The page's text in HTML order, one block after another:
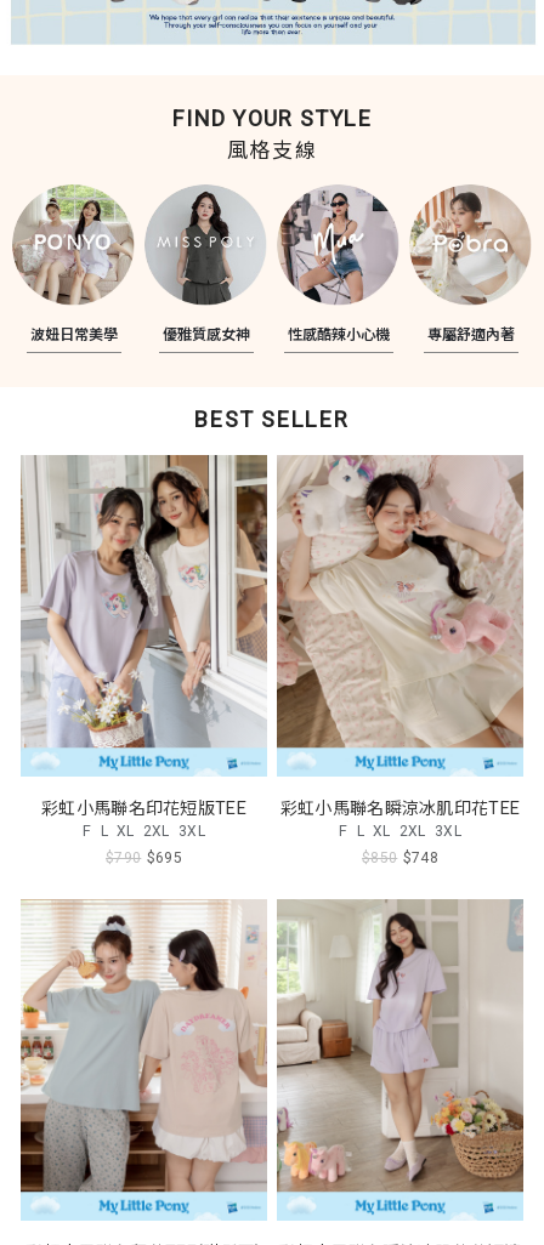
FIND YOUR STYLE
風格支線
波妞日常美學 優雅質感女神 性感酷辣小心機 專屬舒適內著
BEST SELLER
彩虹小馬聯名印花短版TEE
F L XL 2XL 3XL
$790 $695
彩虹小馬聯名瞬涼冰肌印花TEE
F L XL 2XL 3XL
$850 $748